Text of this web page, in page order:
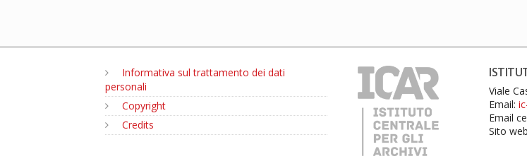
Informativa sul trattamento dei dati
personali
Copyright
Credits
Viale
Email:
Email
Sito